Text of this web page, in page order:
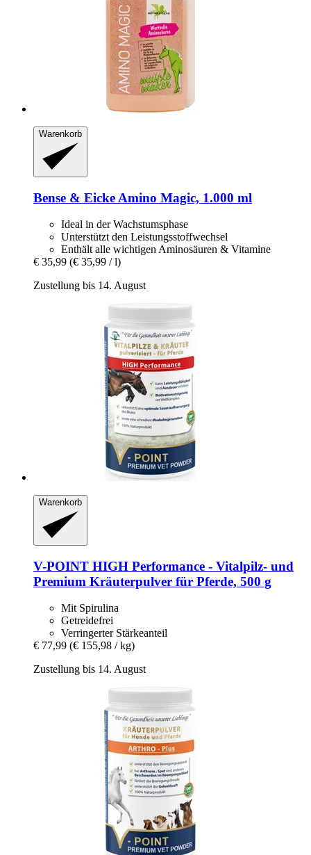
Warenkorb
Bense & Eicke Amino Magic, 1.000 ml
Ideal in der Wachstumsphase
Unterstützt den Leistungsstoffwechsel
Enthält alle wichtigen Aminosäuren & Vitamine
€ 35,99 (€ 35,99 / l)
Zustellung bis 14. August
Warenkorb
V-POINT HIGH Performance -​ Vitalpilz-​ und
Premium Kräuterpulver für Pferde, 500 g
Mit Spirulina
Getreidefrei
Verringerter Stärkeanteil
€ 77,99 (€ 155,98 / kg)
Zustellung bis 14. August